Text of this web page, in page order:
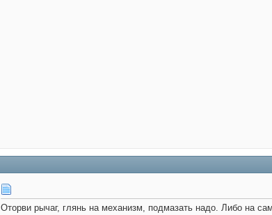
Оторви рычаг, глянь на механизм, подмазать надо. Либо на